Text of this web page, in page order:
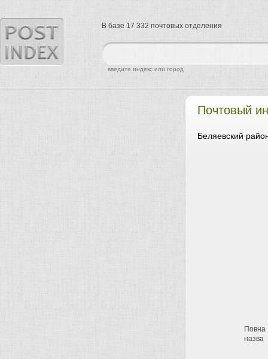
Почтовый
Беляевский
Повна
назва
найти
введите индекс или город
В базе 17 332 почтовых отделения